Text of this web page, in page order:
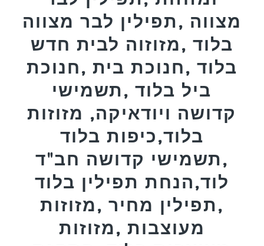
מצווה ,תפילין לבר מצווה
בלוד ,מזוזוה לבית חדש
בלוד ,חנוכת בית ,חנוכת
ביל בלוד ,תשמישי
קדושה ויודאיקה, מזוזות
בלוד,כיפות בלוד
,תשמישי קדושה חב"ד
לוד,הנחת תפילין בלוד
,תפילין מחיר ,מזוזות
מעוצבות ,מזוזות